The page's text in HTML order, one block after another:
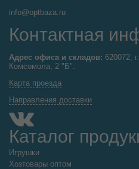
info@optbaza.ru
Контактная
Адрес офиса и складов: 620072,
Комсомола, 2 "Б".
Карта проезда
Направления доставки
Каталог
Игрушки
Хозтовары оптом